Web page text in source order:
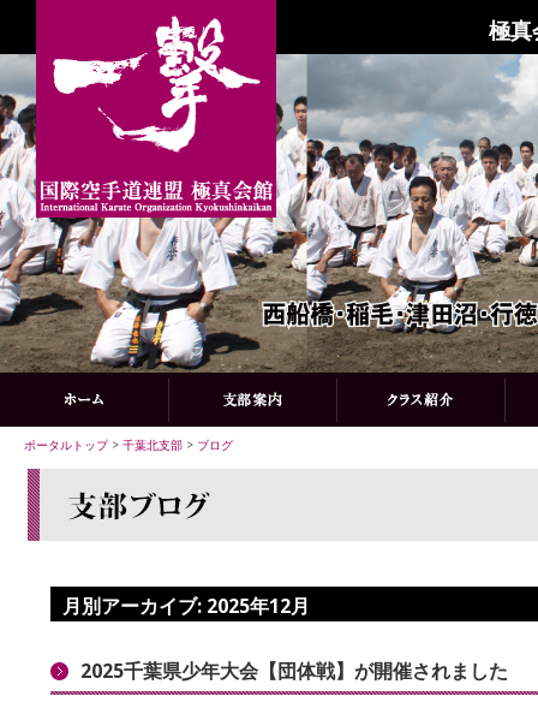
極真
ポータルトップ> 千葉北支部 > ブログ
月別アーカイブ: 2025年12月
2025千葉県少年大会【団体戦】が開催されました